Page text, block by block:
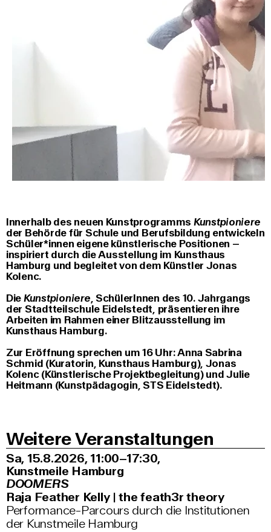
Innerhalb des neuen Kunstprogramms Kunstpioniere
der Behörde für Schule und Berufsbildung entwickeln
Schüler*innen eigene künstlerische Positionen –
inspiriert durch die Ausstellung im Kunsthaus
Hamburg und begleitet von dem Künstler Jonas
Kolenc.
DieKunstpioniere, SchülerInnen des 10. Jahrgangs
der Stadtteilschule Eidelstedt, präsentieren ihre
Arbeiten im Rahmen einer Blitzausstellung im
Kunsthaus Hamburg.
Zur Eröffnung sprechen um 16 Uhr: Anna Sabrina
Schmid (Kuratorin, Kunsthaus Hamburg), Jonas
Kolenc (Künstlerische Projektbegleitung) und Julie
Heitmann (Kunstpädagogin, STS Eidelstedt).
Weitere Veranstaltungen
Sa, 15.8.2026 11:00–17:30,
Kunstmeile Hamburg
DOOMERS
Raja Feather Kelly | the feath3r theory
Performance-Parcours durch die Institutionen
der Kunstmeile Hamburg